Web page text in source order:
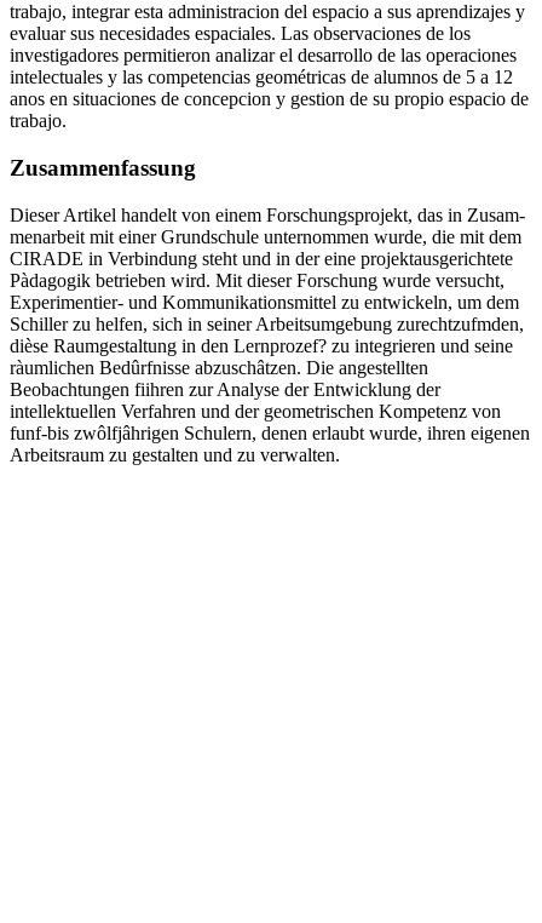
trabajo, integrar esta administracion del espacio a sus aprendizajes y
evaluar sus necesidades espaciales. Las observaciones de los
investigadores permitieron analizar el desarrollo de las operaciones
intelectuales y las competencias geométricas de alumnos de 5 a 12
anos en situaciones de concepcion y gestion de su propio espacio de
trabajo.
Zusammenfassung
Dieser Artikel handelt von einem Forschungsprojekt, das in Zusam-
menarbeit mit einer Grundschule unternommen wurde, die mit dem
CIRADE in Verbindung steht und in der eine projektausgerichtete
Pàdagogik betrieben wird. Mit dieser Forschung wurde versucht,
Experimentier- und Kommunikationsmittel zu entwickeln, um dem
Schiller zu helfen, sich in seiner Arbeitsumgebung zurechtzufmden,
dièse Raumgestaltung in den Lernprozef? zu integrieren und seine
ràumlichen Bedûrfnisse abzuschâtzen. Die angestellten
Beobachtungen fiihren zur Analyse der Entwicklung der
intellektuellen Verfahren und der geometrischen Kompetenz von
funf-bis zwôlfjâhrigen Schulern, denen erlaubt wurde, ihren eigenen
Arbeitsraum zu gestalten und zu verwalten.